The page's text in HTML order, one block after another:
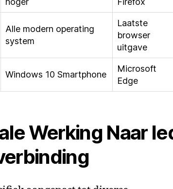
Alle modern operating
system
Laatste
browser
uitgave
Windows 10 Smartphone
Microsoft
Edge
Werking Naar